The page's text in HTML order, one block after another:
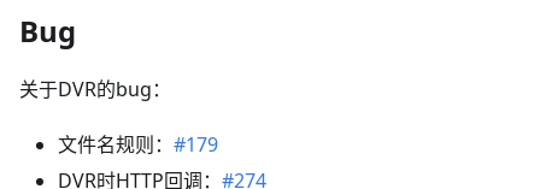
Bug
关于DVR的bug：
文件名规则： #179
DVR时HTTP回调： #274